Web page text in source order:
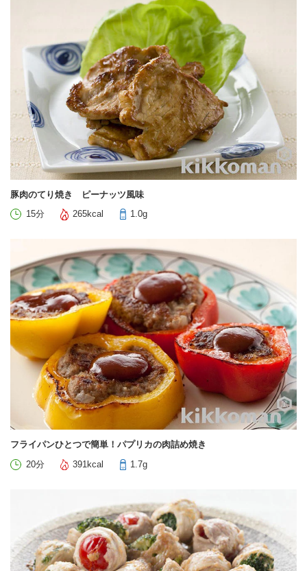
豚肉のてり焼き ピーナッツ風味
15分
265kcal 1.0g
フライパンひとつで簡単！パプリカの肉詰め焼き
20分
391kcal 1.7g